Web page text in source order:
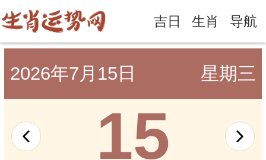
吉日 生肖 导航
2026年7月15日 星期三
15